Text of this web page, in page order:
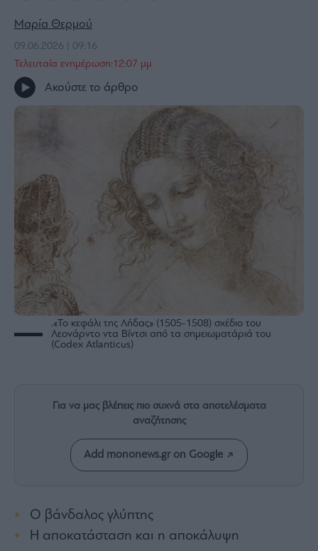
The
Wiseman
Room
301
My
Story
Losers
Επι-
θετικά
Rumors
ESG
Today
Mononews2030
Άρθρα
Συνεντεύξεις
Style
Υγεία
Μαρία Θερμού
09.06.2026 | 09:16
Τελευταία ενημέρωση:12:07 μμ
Ακούστε το άρθρο
.«Το κεφάλι της Λήδας» (1505-1508) σχέδιο του
Λεονάρντο ντα Βίντσι από τα σημειωματάριά του
(Codex Atlanticus)
Για να μας βλέπεις πιο συχνά στα αποτελέσματα
αναζήτησης
Add mononews.gr on Google
Ο βάνδαλος γλύπτης
Η αποκατάσταση και η αποκάλυψη